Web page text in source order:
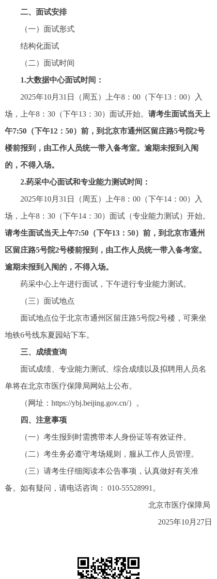
二、面试安排
（一）面试形式
结构化面试
（二）面试时间
1.大数据中心面试时间：
2025年10月31日（周五）上午8：00（下午13：00）入
场，上午8：30（下午13：30）面试开始。 请考生面试当天上
午7:50（下午12：50）前，到北京市通州区留庄路5号院2号
楼前报到，由工作人员统一带入备考室。逾期未报到入闱
的，不得入场。
2.药采中心面试和专业能力测试时间：
2025年10月31日（周五）上午8：00（下午14：00）入
场，上午8：30（下午14：30）面试（专业能力测试）开始。
请考生面试当天上午7:50（下午13：50）前，到北京市通州
区留庄路5号院2号楼前报到，由工作人员统一带入备考室。
逾期未报到入闱的，不得入场。
药采中心上午进行面试，下午进行专业能力测试。
（三）面试地点
面试地点位于北京市通州区留庄路5号院2号楼，可乘坐
地铁6号线东夏园站下车。
三、成绩查询
面试成绩、专业能力测试、综合成绩以及拟聘用人员名
单将在北京市医疗保障局网站上公布。
（网址：https://ybj.beijing.gov.cn/）。
四、注意事项
（一）考生报到时需携带本人身份证等有效证件。
（二）考生务必遵守考场规则，服从工作人员管理。
（三）请考生仔细阅读本公告事项，认真做好有关准
备。如有疑问，请电话咨询： 010-55528991。
北京市医疗保障局
2025年10月27日